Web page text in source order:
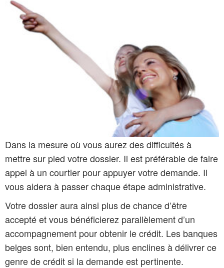
Dans la mesure où vous aurez des difficultés à
mettre sur pied votre dossier. Il est préférable de faire
appel à un courtier pour appuyer votre demande. Il
vous aidera à passer chaque étape administrative.
Votre dossier aura ainsi plus de chance d’être
accepté et vous bénéficierez parallèlement d’un
accompagnement pour obtenir le crédit. Les banques
belges sont, bien entendu, plus enclines à délivrer ce
genre de crédit si la demande est pertinente.